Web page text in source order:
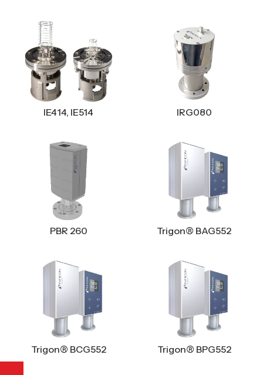
IE414, IE514 IRG080
PBR 260 Trigon® BAG552
Trigon® BCG552 Trigon® BPG552